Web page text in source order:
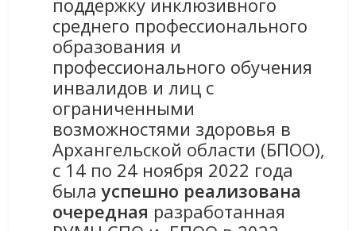
среднего профессионального
образования и
профессионального обучения
инвалидов и лиц с
ограниченными
возможностями здоровья в
Архангельской области (БПОО),
с 14 по 24 ноября 2022 года
была успешно реализована
очередная разработанная